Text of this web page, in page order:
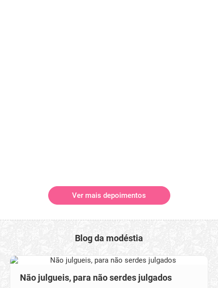
Ver mais depoimentos
Blog da modéstia
Não julgueis, para não serdes julgados